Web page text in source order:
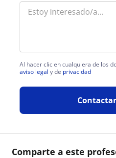
Comparte a este
Al hacer clic en cualquiera de los
aviso legal y de privacidad